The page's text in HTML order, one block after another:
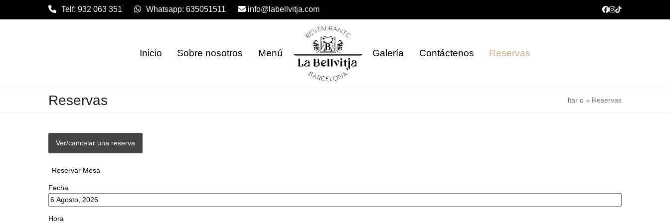
Telf: 932 063 351 Whatsapp: 635051511 info@labellvitja.com Facebook
Instagram
Tiktok
Inicio Sobre nosotros Menú Galería Contáctenos Reservas
Reservas ltar o » Reservas
Ver/cancelar una reserva
Reservar Mesa
Fecha
Hora